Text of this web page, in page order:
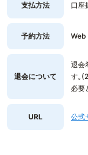
支払方法 口座
予約方法 Web
退会について
退会
す｡
必要
URL 公式